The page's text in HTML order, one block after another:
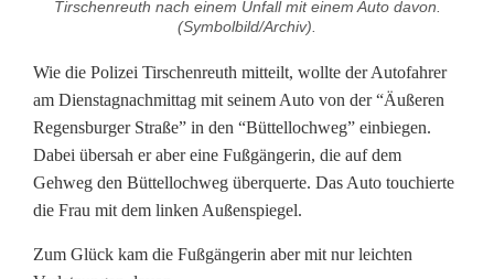
u
c
h
i
e
Tirschenreuth nach einem Unfall mit einem Auto davon.
(Symbolbild/Archiv).
Wie die Polizei Tirschenreuth mitteilt, wollte der Autofahrer
am Dienstagnachmittag mit seinem Auto von der “Äußeren
Regensburger Straße” in den “Büttellochweg” einbiegen.
Dabei übersah er aber eine Fußgängerin, die auf dem
Gehweg den Büttellochweg überquerte. Das Auto touchierte
die Frau mit dem linken Außenspiegel.
Zum Glück kam die Fußgängerin aber mit nur leichten